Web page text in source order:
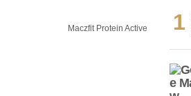
Maczfit Protein Active